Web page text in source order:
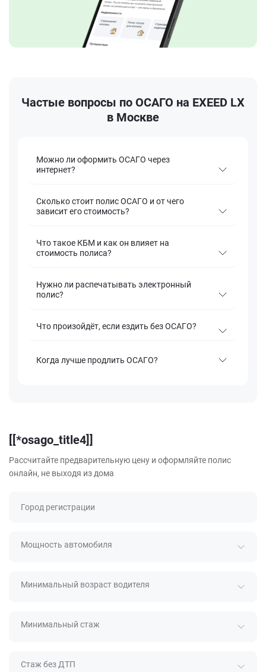
Частые вопросы по ОСАГО на EXEED LX
в Москве
Можно ли оформить ОСАГО через
интернет?
Сколько стоит полис ОСАГО и от чего
зависит его стоимость?
Что такое КБМ и как он влияет на
стоимость полиса?
Нужно ли распечатывать электронный
полис?
Что произойдёт, если ездить без ОСАГО?
Когда лучше продлить ОСАГО?
[[*osago_title4]]
Рассчитайте предварительную цену и оформляйте полис
онлайн, не выходя из дома
Город регистрации
Мощность автомобиля
Минимальный возраст водителя
Минимальный стаж
Стаж без ДТП